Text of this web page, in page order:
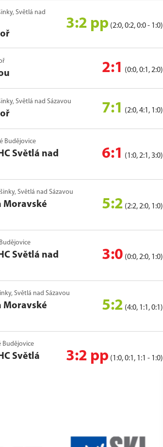
Světlá nad
3:2 pp (2:0, 0:2, 0:0 - 1:0)
2:1 (0:0, 0:1, 2:0)
Světlá nad Sázavou 7:1 (2:0, 4:1, 1:0)
Budějovice
HC Světlá nad
6:1 (1:0, 2:1, 3:0)
Světlá nad Sázavou
Moravské
5:2 (2:2, 2:0, 1:0)
HC Světlá nad
3:0 (0:0, 2:0, 1:0)
Světlá nad Sázavou
Moravské
5:2 (4:0, 1:1, 0:1)
Budějovice
HC Světlá
3:2 pp (1:0, 0:1, 1:1 - 1:0)